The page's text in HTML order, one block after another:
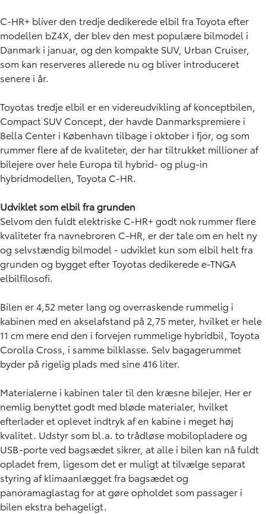
C-HR+ bliver den tredje dedikerede elbil fra Toyota efter
modellen bZ4X, der blev den mest populære bilmodel i
Danmark i januar, og den kompakte SUV, Urban Cruiser,
som kan reserveres allerede nu og bliver introduceret
senere i år.
Toyotas tredje elbil er en videreudvikling af konceptbilen,
Compact SUV Concept, der havde Danmarkspremiere i
Bella Center i København tilbage i oktober i fjor, og som
rummer flere af de kvaliteter, der har tiltrukket millioner af
bilejere over hele Europa til hybrid- og plug-in
hybridmodellen, Toyota C-HR.
Udviklet som elbil fra grunden
Selvom den fuldt elektriske C-HR+ godt nok rummer flere
kvaliteter fra navnebroren C-HR, er der tale om en helt ny
og selvstændig bilmodel - udviklet kun som elbil helt fra
grunden og bygget efter Toyotas dedikerede e-TNGA
elbilfilosofi.
Bilen er 4,52 meter lang og overraskende rummelig i
kabinen med en akselafstand på 2,75 meter, hvilket er hele
11 cm mere end den i forvejen rummelige hybridbil, Toyota
Corolla Cross, i samme bilklasse. Selv bagagerummet
byder på rigelig plads med sine 416 liter.
Materialerne i kabinen taler til den kræsne bilejer. Her er
nemlig benyttet godt med bløde materialer, hvilket
efterlader et oplevet indtryk af en kabine i meget høj
kvalitet. Udstyr som bl.a. to trådløse mobilopladere og
USB-porte ved bagsædet sikrer, at alle i bilen kan nå fuldt
opladet frem, ligesom det er muligt at tilvælge separat
styring af klimaanlægget fra bagsædet og
panoramaglastag for at gøre opholdet som passager i
bilen ekstra behageligt.